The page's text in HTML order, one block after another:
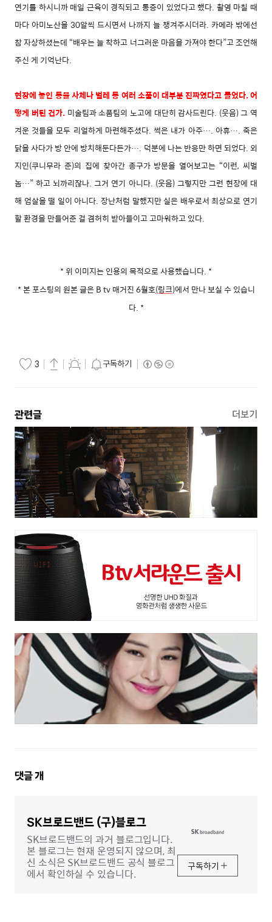
연기를 하시니까 매일 근육이 경직되고 통증이 있었다고 했다. 촬영 마칠 때
마다 아미노산을 30알씩 드시면서 나까지 늘 챙겨주시더라. 카메라 밖에선
참 자상하셨는데 “배우는 늘 착하고 너그러운 마음을 가져야 한다”고 조언해
주신 게 기억난다.
현장에 놓인 동물 사체나 벌레 등 여러 소품이 대부분 진짜였다고 들었다.어
떻게 버틴 건가. 미술팀과 소품팀의 노고에 대단히 감사드린다. (웃음) 그 역
겨운 것들을 모두 리얼하게 마련해주셨다. 썩은 내가 아주…. 아휴…. 죽은
닭을 사다가 방 안에 방치해둔다든가…. 덕분에 나는 반응만 하면 되었다. 외
지인(쿠니무라 준)의 집에 찾아간 종구가 방문을 열어보고는 “이런, 씨벌
놈…” 하고 뇌까리잖나. 그거 연기 아니다. (웃음) 그렇지만 그런 현장에 대
해 엄살을 떨 일이 아니다. 장난처럼 말했지만 실은 배우로서 최상으로 연기
할 환경을 만들어준 걸 겸허히 받아들이고 고마워하고 있다.
* 위 이미지는 인용의 목적으로 사용했습니다. *
* 본 포스팅의 원본 글은 B tv 매거진 6월호(링크)에서 만나 보실 수 있습니
다. *
3 구독하기
관련글 더보기
댓
댓글개
SK브로드밴드 (구)블로그
SK브로드밴드의 과거 블로그입니다.
본 블로그는 현재 운영되지 않으며, 최
신 소식은 SK브로드밴드 공식 블로그
에서 확인하실 수 있습니다.
구독하기